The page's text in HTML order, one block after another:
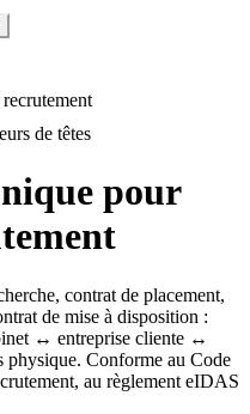
de têtes
pour
contrat de placement,
de mise à disposition :
↔ entreprise cliente ↔
physique. Conforme au Code
au règlement eIDAS